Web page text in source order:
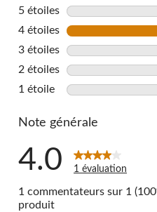
5 étoiles étoiles
4 étoiles étoiles
3 étoiles étoiles
2 étoiles étoiles
1 étoile étoiles
Note générale
4.0 1 évaluation
1 commentateurs sur 1
produit